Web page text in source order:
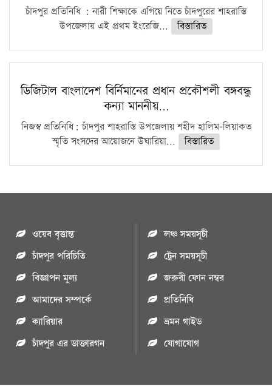
চাঁদপুর প্রতিনিধি : নারী শিক্ষাকে এগিয়ে নিতে চাঁদপুরের শাহরাস্তি
উপজেলায় এই প্রথম ইংরেজি...
বিস্তারিত
ডিজিটাল বাংলাদেশ বির্নিমানের প্রধান প্রকৌশলী বঙ্গবন্ধু
কন্যা মাননীয়…
নিজস্ব প্রতিনিধি: চাঁদপুর শাহরাস্তি উপজেলায় শহীদ হালিম-লিয়াকত
স্মৃতি সংসদের আয়োজনে উঘারিয়া...
বিস্তারিত
ওয়েব বৃত্তান্ত
চাঁদপুর পরিচিতি
বিজ্ঞাপন মুল্য
আমাদের সম্পর্কে
ক্যারিয়ার
চাঁদপুর এর ডাক্তারগন
লঞ্চ সময়সূচী
ট্রেন সময়সূচী
জরুরী ফোন নম্বর
প্রতিনিধি
ভ্রমন গাইড
যোগাযোগ